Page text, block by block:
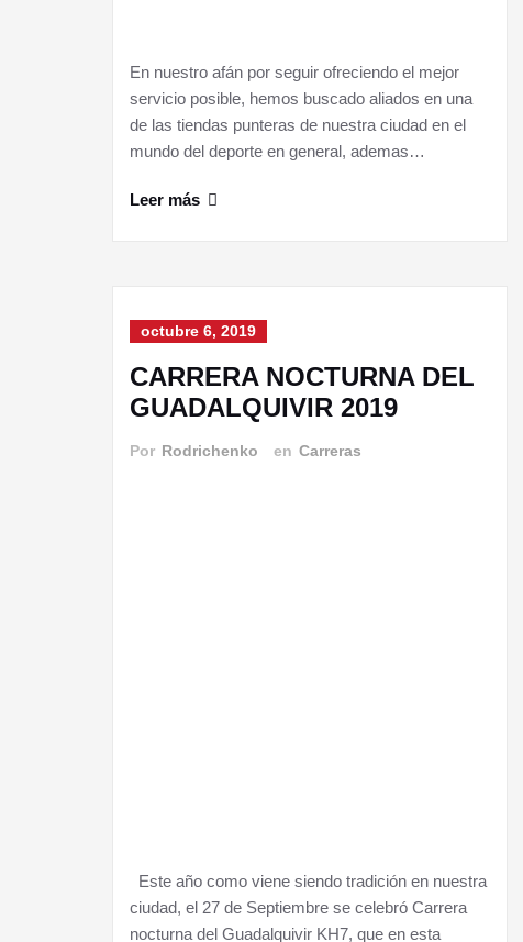
En nuestro afán por seguir ofreciendo el mejor
servicio posible, hemos buscado aliados en una
de las tiendas punteras de nuestra ciudad en el
mundo del deporte en general, ademas…
Leer más
octubre 6, 2019
CARRERA NOCTURNA DEL
GUADALQUIVIR 2019
Por Rodrichenko en Carreras
Este año como viene siendo tradición en nuestra
ciudad, el 27 de Septiembre se celebró Carrera
nocturna del Guadalquivir KH7, que en esta